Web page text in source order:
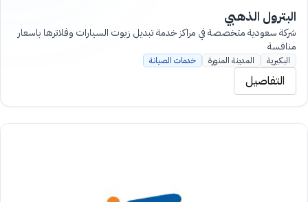
البترول الذهبي
شركة سعودية متخصصة في مراكز خدمة تبديل زيوت السيارات وفلاترها باسعار
منافسة
البكيرية المدينة المنورة خدمات الصيانة
التفاصيل